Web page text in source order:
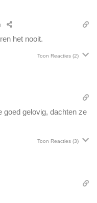
het nooit.
Toon Reacties (2)
goed gelovig, dachten ze
Toon Reacties (3)